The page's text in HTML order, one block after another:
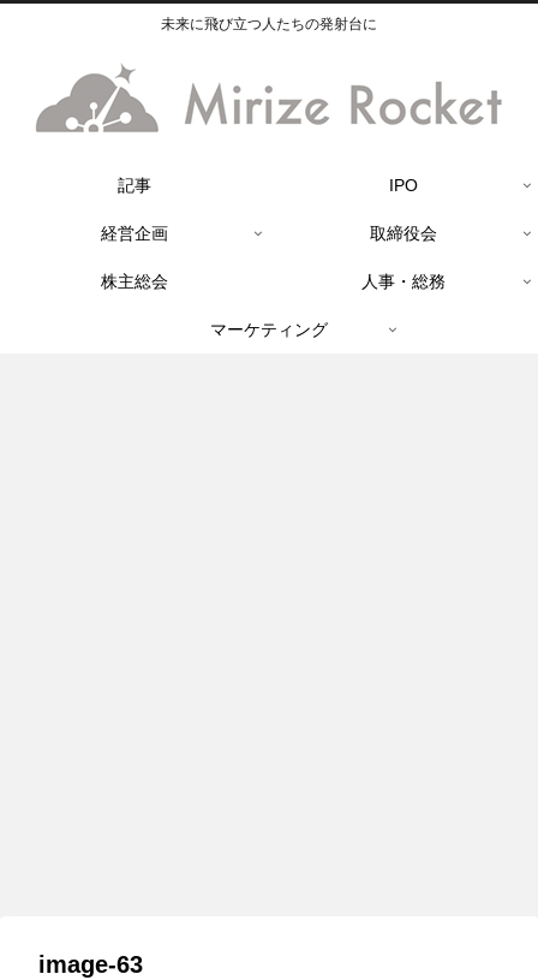
未来に飛び立つ人たちの発射台に
記事 IPO
経営企画 取締役会
株主総会 人事・総務
マーケティング
image-63